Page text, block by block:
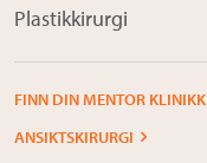
Plastikkirurgi
FINN DIN MENTOR KLINIKK
ANSIKTSKIRURGI